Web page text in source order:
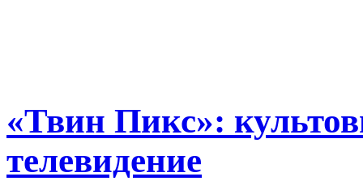
«Твин Пикс»:
телевидение